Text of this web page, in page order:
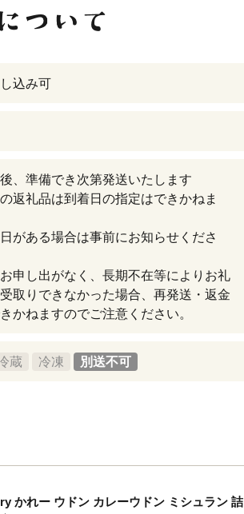
込み可
、準備でき次第発送いたします
返礼品は到着日の指定はできかねま
がある場合は事前にお知らせくださ
申し出がなく、長期不在等によりお礼
取りできなかった場合、再発送・返金
かねますのでご注意ください。
蔵 冷凍 別送不可
かれー ウドン カレーウドン ミシュラン 詰